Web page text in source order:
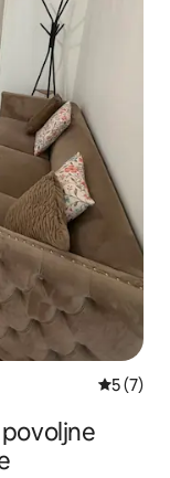
5 (7)